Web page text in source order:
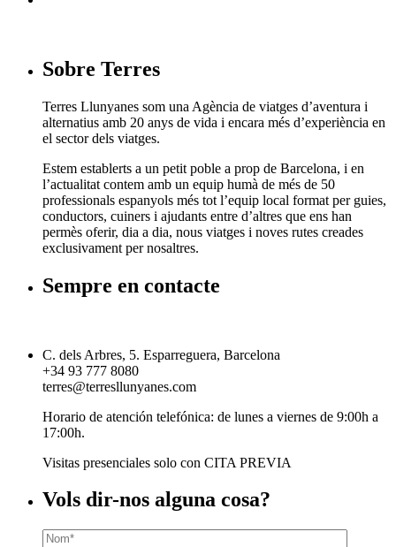
Sobre Terres
Terres Llunyanes som una Agència de viatges d’aventura i
alternatius amb 20 anys de vida i encara més d’experiència en
el sector dels viatges.
Estem establerts a un petit poble a prop de Barcelona, i en
l’actualitat contem amb un equip humà de més de 50
professionals espanyols més tot l’equip local format per guies,
conductors, cuiners i ajudants entre d’altres que ens han
permès oferir, dia a dia, nous viatges i noves rutes creades
exclusivament per nosaltres.
Sempre en contacte
C. dels Arbres, 5. Esparreguera, Barcelona
+34 93 777 8080
terres@terresllunyanes.com
Horario de atención telefónica: de lunes a viernes de 9:00h a
17:00h.
Visitas presenciales solo con CITA PREVIA
Vols dir-nos alguna cosa?